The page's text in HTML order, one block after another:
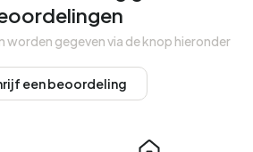
woningen verkocht in
worden gegeven via de knop hieronder
een beoordeling